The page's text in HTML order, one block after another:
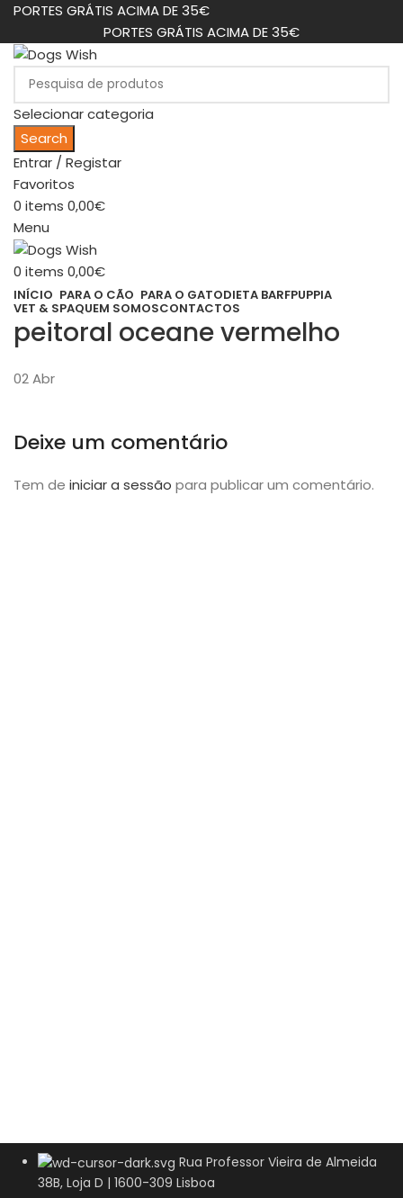
PORTES GRÁTIS ACIMA DE 35€
PORTES GRÁTIS ACIMA DE 35€
Selecionar categoria
Search
Entrar / Registar
Favoritos
0 items 0,00€
Menu
0 items 0,00€
INÍCIO PARA O CÃO PARA O GATODIETA BARFPUPPIA
VET & SPAQUEM SOMOSCONTACTOS
peitoral oceane vermelho
02Abr
Deixe um comentário
Tem de iniciar a sessão para publicar um comentário.
Rua Professor Vieira de Almeida
38B, Loja D | 1600-309 Lisboa